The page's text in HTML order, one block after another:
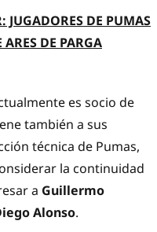
JUGADORES DE PUMAS
DE PARGA
es socio de
también a sus
técnica de Pumas,
la continuidad
a Guillermo
Alonso.